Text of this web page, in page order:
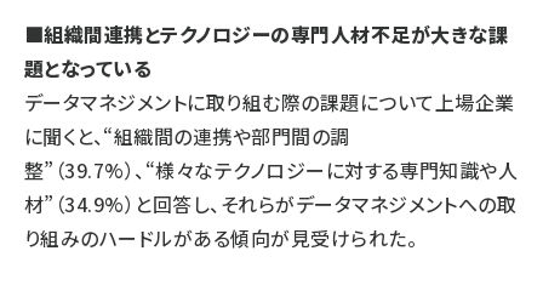
■組織間連携とテクノロジーの専門人材不足が大きな課
題となっている
データマネジメントに取り組む際の課題について上場企業
に聞くと、“組織間の連携や部門間の調
整”（39.7%）、“様々なテクノロジーに対する専門知識や人
材”（34.9%）と回答し、それらがデータマネジメントへの取
り組みのハードルがある傾向が見受けられた。